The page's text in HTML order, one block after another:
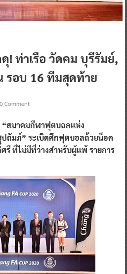
! ท่าเรือ วัดคม บุรีรัมย์,
รอบ 16 ทีมสุดท้าย
0 Comment
“สมาคมกีฬาฟุตบอลแห่ง
ปถัมภ์” ระเบิดศึกฟุตบอลถ้วยน็อค
รี ที่ไม่มีที่ว่างสำหรับผู้แพ้ รายการ